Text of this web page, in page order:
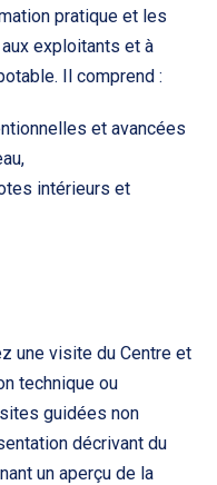
pratique et les
exploitants et à
Il comprend :
et avancées
intérieurs et
une visite du Centre et
technique ou
guidées non
décrivant du
un aperçu de la